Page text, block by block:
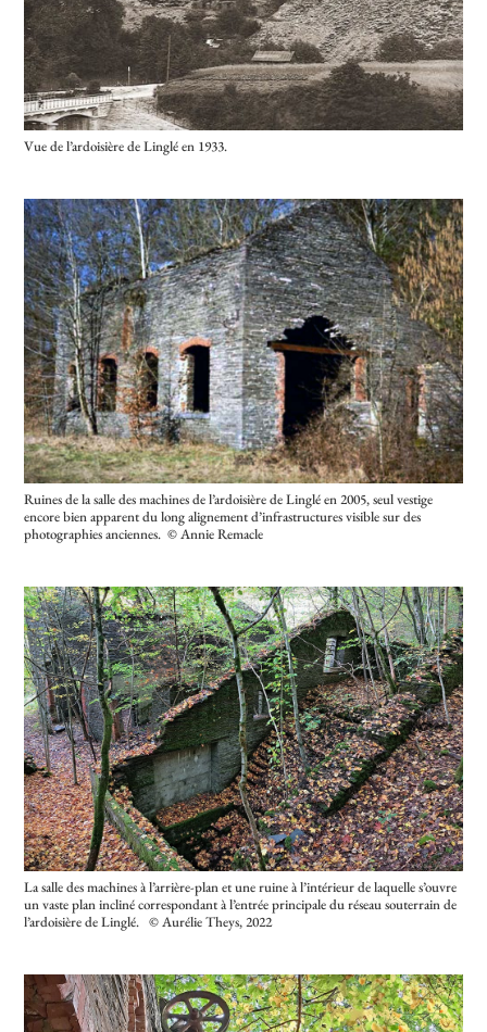
Vue de l’ardoisière de Linglé en 1933.
Ruines de la salle des machines de l’ardoisière de Linglé en 2005, seul vestige
encore bien apparent du long alignement d’infrastructures visible sur des
photographies anciennes. © Annie Remacle
La salle des machines à l’arrière-plan et une ruine à l’intérieur de laquelle s’ouvre
un vaste plan incliné correspondant à l’entrée principale du réseau souterrain de
l’ardoisière de Linglé. © Aurélie Theys, 2022